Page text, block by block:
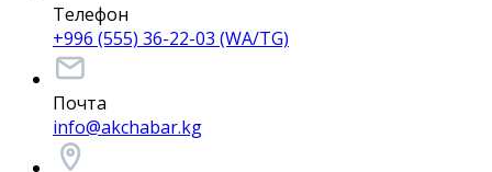
Телефон
+996 (555) 36-22-03 (WA/TG)
Почта
info@akchabar.kg